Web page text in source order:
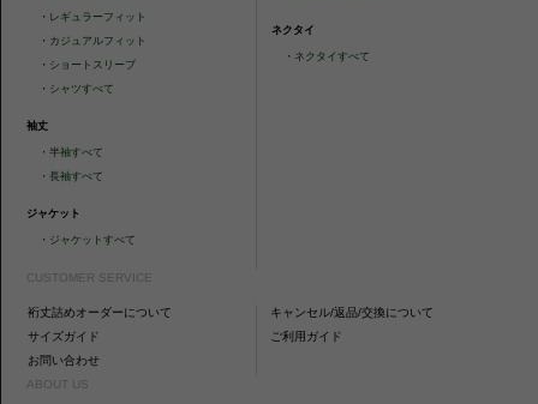
・ レギュラーフィット
・ カジュアルフィット
・ ショートスリーブ
・ シャツすべて
袖丈
・半袖すべて
・長袖すべて
ジャケット
・ ジャケットすべて
ネクタイ
・ ネクタイすべて
CUSTOMER SERVICE
裄丈詰めオーダーについて
キャンセル/返品/交換について
サイズガイド
ご利用ガイド
お問い合わせ
ABOUT US